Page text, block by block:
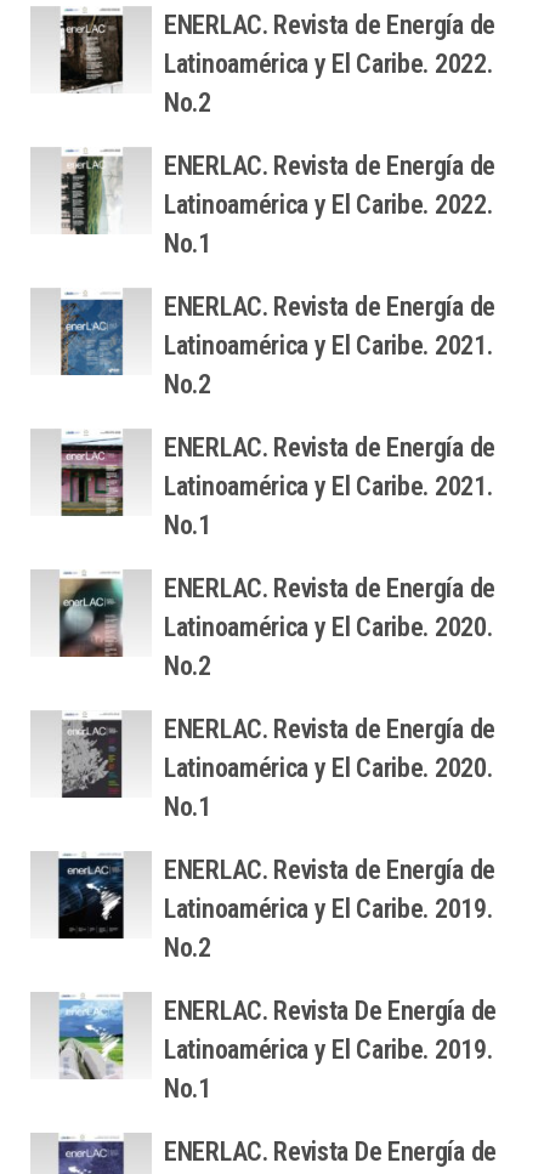
ENERLAC. Revista de Energía de
Latinoamérica y El Caribe. 2022.
No.2
ENERLAC. Revista de Energía de
Latinoamérica y El Caribe. 2022.
No.1
ENERLAC. Revista de Energía de
Latinoamérica y El Caribe. 2021.
No.2
ENERLAC. Revista de Energía de
Latinoamérica y El Caribe. 2021.
No.1
ENERLAC. Revista de Energía de
Latinoamérica y El Caribe. 2020.
No.2
ENERLAC. Revista de Energía de
Latinoamérica y El Caribe. 2020.
No.1
ENERLAC. Revista de Energía de
Latinoamérica y El Caribe. 2019.
No.2
ENERLAC. Revista De Energía de
Latinoamérica y El Caribe. 2019.
No.1
ENERLAC. Revista De Energía de